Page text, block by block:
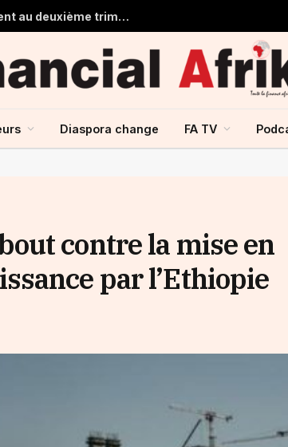
Égypte : les recettes du canal de Suez grimpent au deuxième trimestre 2026
Diaspora change FA TV
contre la mise en
par l’Ethiopie